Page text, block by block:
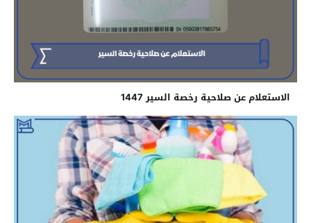
الاستعلام عن صلاحية رخصة السير 1447